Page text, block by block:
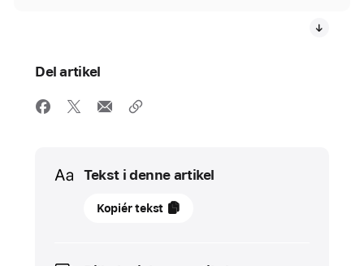
Del artikel
Tekst i denne artikel
december
Kopiér tekst